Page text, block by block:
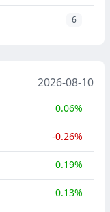
6
2026-08-10
0.06%
-0.26%
0.19%
0.13%